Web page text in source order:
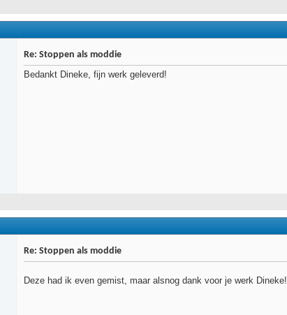
Re: Stoppen als moddie
Bedankt Dineke, fijn werk geleverd!
Re: Stoppen als moddie
Deze had ik even gemist, maar alsnog dank voor je werk Dineke!